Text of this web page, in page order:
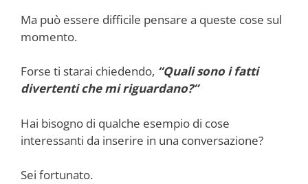
Ma può essere difficile pensare a queste cose sul
momento.
Forse ti starai chiedendo, “Quali sono i fatti
divertenti che mi riguardano?”
Hai bisogno di qualche esempio di cose
interessanti da inserire in una conversazione?
Sei fortunato.